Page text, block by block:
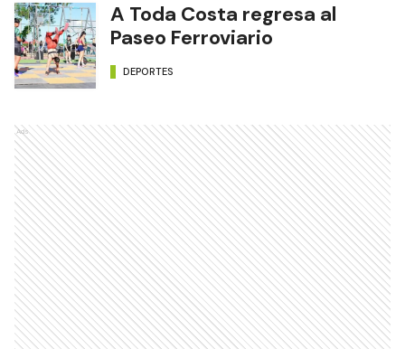
A Toda Costa regresa al
Paseo Ferroviario
DEPORTES
Ads